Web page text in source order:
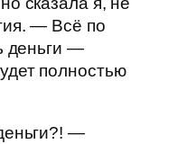
— Всё по
деньги —
полностью
—